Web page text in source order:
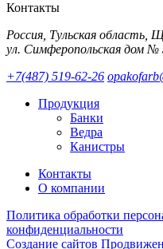
Контакты
Россия, Тульская область,
ул. Симферопольская дом №
+7(487) 519-62-26
Продукция
Банки
Ведра
Канистры
Контакты
О компании
Политика обработки
конфиденциальности
Создание сайтов